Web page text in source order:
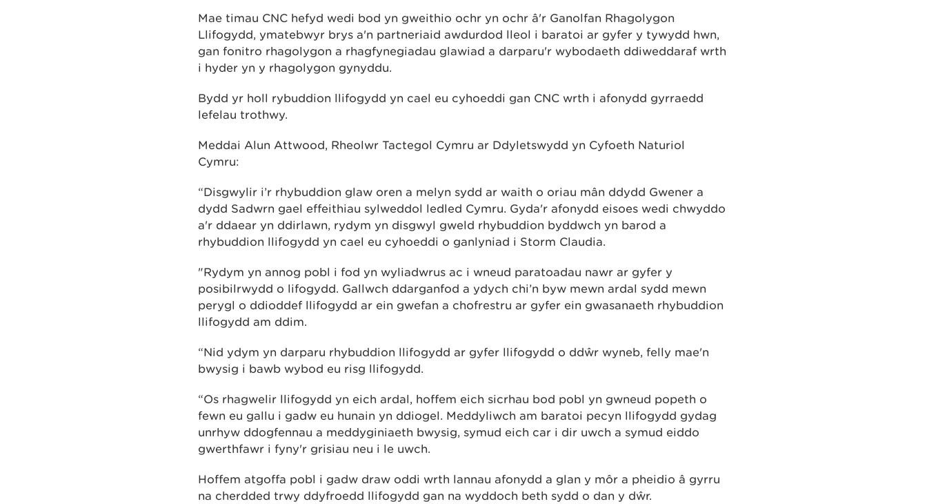
Mae timau CNC hefyd wedi bod yn gweithio ochr yn ochr â'r Ganolfan Rhagolygon
Llifogydd, ymatebwyr brys a'n partneriaid awdurdod lleol i baratoi ar gyfer y tywydd hwn,
gan fonitro rhagolygon a rhagfynegiadau glawiad a darparu'r wybodaeth ddiweddaraf wrth
i hyder yn y rhagolygon gynyddu.
Bydd yr holl rybuddion llifogydd yn cael eu cyhoeddi gan CNC wrth i afonydd gyrraedd
lefelau trothwy.
Meddai Alun Attwood, Rheolwr Tactegol Cymru ar Ddyletswydd yn Cyfoeth Naturiol
Cymru:
“Disgwylir i’r rhybuddion glaw oren a melyn sydd ar waith o oriau mân ddydd Gwener a
dydd Sadwrn gael effeithiau sylweddol ledled Cymru. Gyda'r afonydd eisoes wedi chwyddo
a'r ddaear yn ddirlawn, rydym yn disgwyl gweld rhybuddion byddwch yn barod a
rhybuddion llifogydd yn cael eu cyhoeddi o ganlyniad i Storm Claudia.
"Rydym yn annog pobl i fod yn wyliadwrus ac i wneud paratoadau nawr ar gyfer y
posibilrwydd o lifogydd. Gallwch ddarganfod a ydych chi’n byw mewn ardal sydd mewn
perygl o ddioddef llifogydd ar ein gwefan a chofrestru ar gyfer ein gwasanaeth rhybuddion
llifogydd am ddim.
“Nid ydym yn darparu rhybuddion llifogydd ar gyfer llifogydd o ddŵr wyneb, felly mae'n
bwysig i bawb wybod eu risg llifogydd.
“Os rhagwelir llifogydd yn eich ardal, hoffem eich sicrhau bod pobl yn gwneud popeth o
fewn eu gallu i gadw eu hunain yn ddiogel. Meddyliwch am baratoi pecyn llifogydd gydag
unrhyw ddogfennau a meddyginiaeth bwysig, symud eich car i dir uwch a symud eiddo
gwerthfawr i fyny'r grisiau neu i le uwch.
Hoffem atgoffa pobl i gadw draw oddi wrth lannau afonydd a glan y môr a pheidio â gyrru
na cherdded trwy ddyfroedd llifogydd gan na wyddoch beth sydd o dan y dŵr.